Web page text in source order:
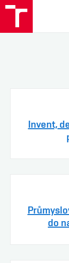
Invent,
do